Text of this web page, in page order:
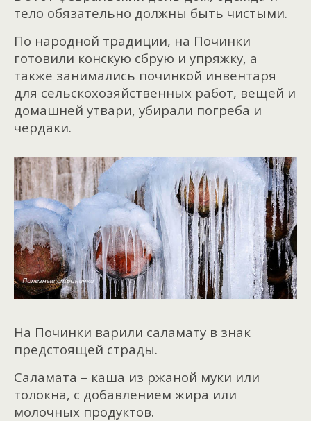
тело обязательно должны быть чистыми.
По народной традиции, на Починки
готовили конскую сбрую и упряжку, а
также занимались починкой инвентаря
для сельскохозяйственных работ, вещей и
домашней утвари, убирали погреба и
чердаки.
На Починки варили саламату в знак
предстоящей страды.
Саламата – каша из ржаной муки или
толокна, с добавлением жира или
молочных продуктов.